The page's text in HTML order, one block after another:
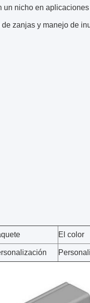
nicho en
zanjas y manejo de
El color